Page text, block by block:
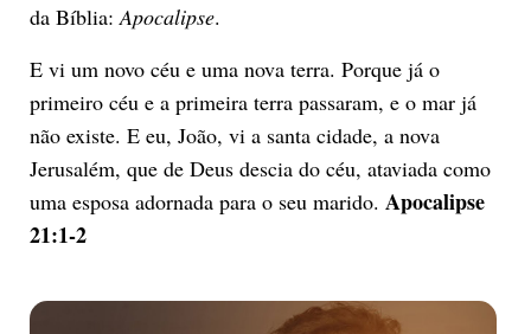
da Bíblia:Apocalipse.
E vi um novo céu e uma nova terra. Porque já o
primeiro céu e a primeira terra passaram, e o mar já
não existe. E eu, João, vi a santa cidade, a nova
Jerusalém, que de Deus descia do céu, ataviada como
uma esposa adornada para o seu marido. Apocalipse
21:1-2